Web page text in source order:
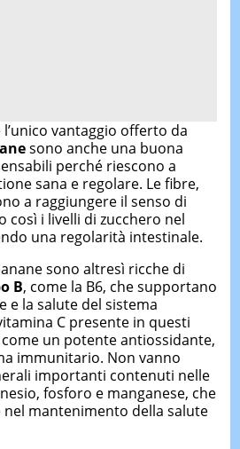
vantaggio offerto da
sono anche una buona
perché riescono a
sana e regolare. Le fibre,
a raggiungere il senso di
così i livelli di zucchero nel
una regolarità intestinale.
sono altresì ricche di
B, come la B6, che supportano
e la salute del sistema
C presente in questi
un potente antiossidante,
immunitario. Non vanno
importanti contenuti nelle
fosforo e manganese, che
mantenimento della salute